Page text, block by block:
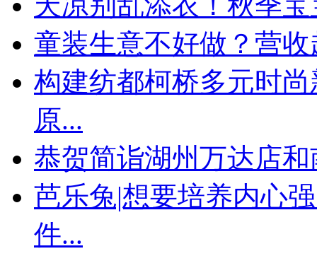
童装生意不好做？营
构建纺都柯桥多元时
原...
恭贺简诣湖州万达店
芭乐兔|想要培养内心
件...